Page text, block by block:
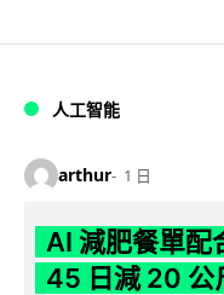
人工智能
arthur 1 日
AI 減肥餐單
45 日減 20 公